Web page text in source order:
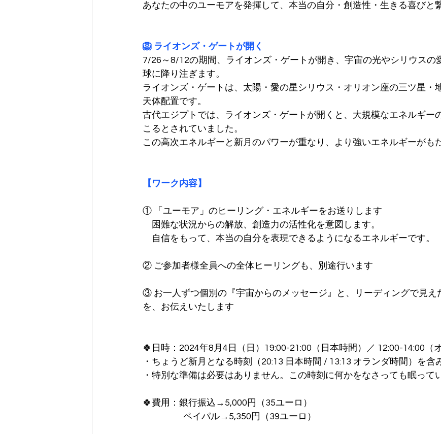
あなたの中のユーモアを発揮して、本当の自分・創造性・生きる喜びと
🦁 ライオンズ・ゲートが開く
7/26～8/12の期間、ライオンズ・ゲートが開き、宇宙の光やシリウスの
球に降り注ぎます。
ライオンズ・ゲートは、太陽・愛の星シリウス・オリオン座の三ツ星・
天体配置です。
古代エジプトでは、ライオンズ・ゲートが開くと、大規模なエネルギー
こるとされていました。
この高次エネルギーと新月のパワーが重なり、より強いエネルギーがも
【ワーク内容】
① 「ユーモア」のヒーリング・エネルギーをお送りします
困難な状況からの解放、創造力の活性化を意図します。
自信をもって、本当の自分を表現できるようになるエネルギーです。
② ご参加者様全員への全体ヒーリングも、別途行います
③ お一人ずつ個別の『宇宙からのメッセージ』と、リーディングで見え
を、お伝えいたします
🍀日時：2024年8月4日（日）19:00-21:00（日本時間）／ 12:00-14:00（
・ちょうど新月となる時刻（20:13 日本時間 / 13:13 オランダ時間）を含
・特別な準備は必要はありません。この時刻に何かをなさっても眠って
🍀費用：銀行振込→5,000円（35ユーロ）
ペイパル→5,350円（39ユーロ）